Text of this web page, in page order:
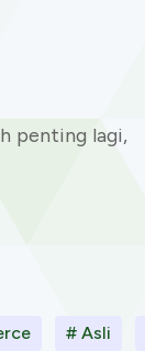
penting lagi,
# Asli